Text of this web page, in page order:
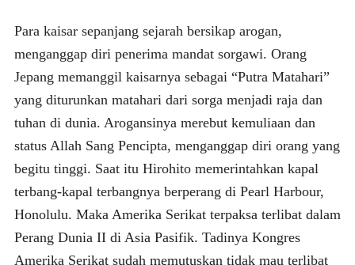
Para kaisar sepanjang sejarah bersikap arogan,
menganggap diri penerima mandat sorgawi. Orang
Jepang memanggil kaisarnya sebagai “Putra Matahari”
yang diturunkan matahari dari sorga menjadi raja dan
tuhan di dunia. Arogansinya merebut kemuliaan dan
status Allah Sang Pencipta, menganggap diri orang yang
begitu tinggi. Saat itu Hirohito memerintahkan kapal
terbang-kapal terbangnya berperang di Pearl Harbour,
Honolulu. Maka Amerika Serikat terpaksa terlibat dalam
Perang Dunia II di Asia Pasifik. Tadinya Kongres
Amerika Serikat sudah memutuskan tidak mau terlibat